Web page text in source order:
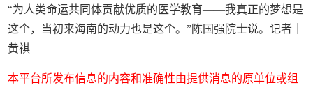
“为人类命运共同体贡献优质的医学教育——我真正的梦想是
这个，当初来海南的动力也是这个。”陈国强院士说。记者｜
黄祺
本平台所发布信息的内容和准确性由提供消息的原单位或组